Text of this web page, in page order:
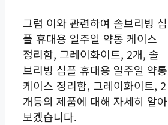
그럼 이와 관련하여 솔브리빙 심
플 휴대용 일주일 약통 케이스
정리함, 그레이화이트, 2개, 솔
브리빙 심플 휴대용 일주일 약통
케이스 정리함, 그레이화이트, 2
개등의 제품에 대해 자세히 알아
보겠습니다.